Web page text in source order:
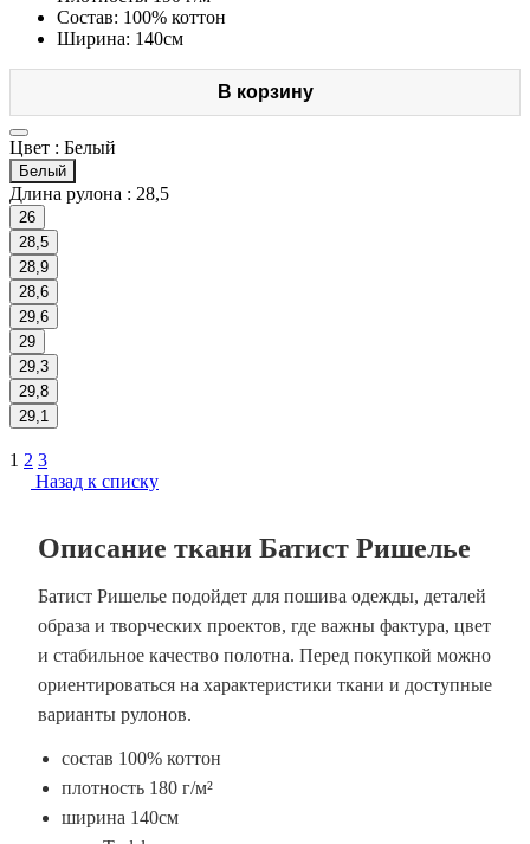
Состав: 100% коттон
Ширина: 140см
В корзину
Цвет : Белый
Белый
Длина рулона : 28,5
26
28,5
28,9
28,6
29,6
29
29,3
29,8
29,1
1 2 3
Назад к списку
Описание ткани Батист Ришелье
Батист Ришелье подойдет для пошива одежды, деталей
образа и творческих проектов, где важны фактура, цвет
и стабильное качество полотна. Перед покупкой можно
ориентироваться на характеристики ткани и доступные
варианты рулонов.
состав 100% коттон
плотность 180 г/м²
ширина 140см